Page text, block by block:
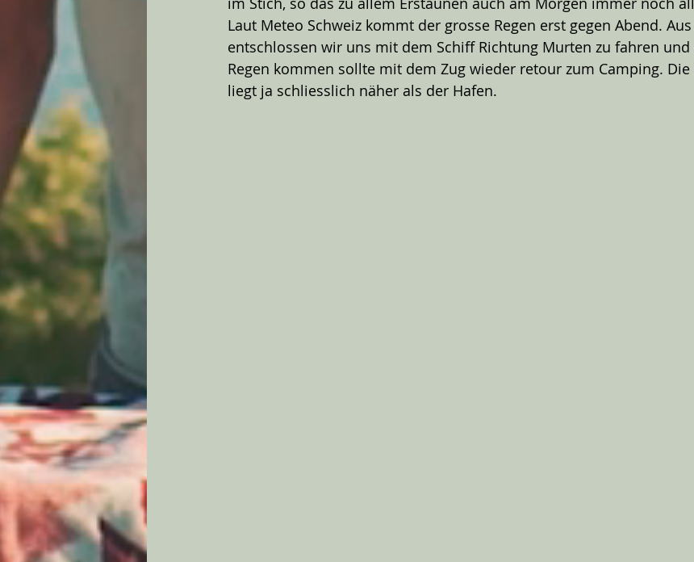
Laut Meteo Schweiz kommt der grosse Regen erst gegen Abend.
entschlossen wir uns mit dem Schiff Richtung Murten zu fahren
Regen kommen sollte mit dem Zug wieder retour zum Camping.
liegt ja schliesslich näher als der Hafen.